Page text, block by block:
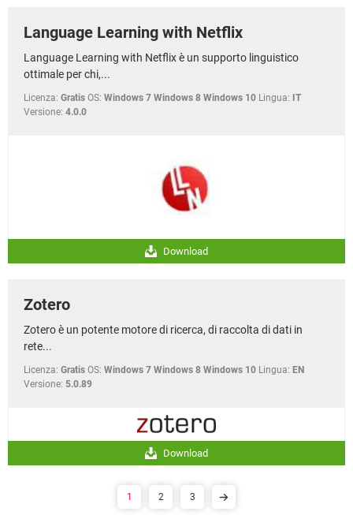
Language Learning with Netflix
Language Learning with Netflix è un supporto linguistico
ottimale per chi,...
Licenza: Gratis OS: Windows 7 Windows 8 Windows 10 Lingua: IT
Versione: 4.0.0
Download
Zotero
Zotero è un potente motore di ricerca, di raccolta di dati in
rete...
Licenza: Gratis OS: Windows 7 Windows 8 Windows 10 Lingua: EN
Versione: 5.0.89
Download
1 2 3